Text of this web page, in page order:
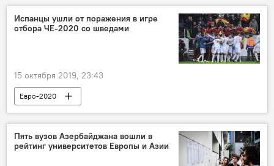
Испанцы ушли от поражения в игре
отбора ЧЕ-2020 со шведами
15 октября 2019, 23:43
Евро-2020
Пять вузов Азербайджана вошли в
рейтинг университетов Европы и Азии